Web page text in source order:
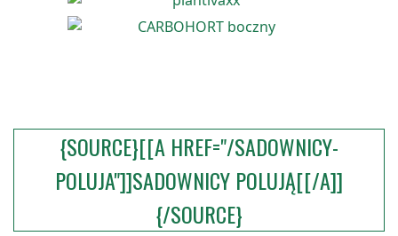
{SOURCE}[[A HREF="/SADOWNICY-
POLUJA"]]SADOWNICY POLUJĄ[[/A]]
{/SOURCE}